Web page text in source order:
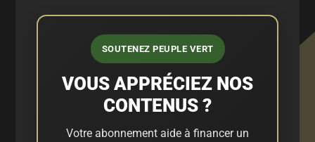
SOUTENEZ PEUPLE VERT
VOUS APPRÉCIEZ NOS
CONTENUS ?
Votre abonnement aide à financer un